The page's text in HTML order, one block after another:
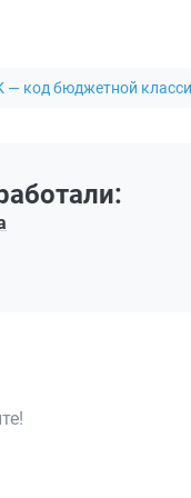
— код бюджетной